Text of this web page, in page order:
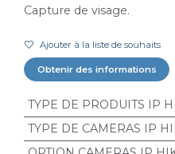
Capture de visage.
Ajouter à la liste de souhaits
Obtenir des informations
TYPE DE PRODUITS IP
TYPE DE CAMERAS IP